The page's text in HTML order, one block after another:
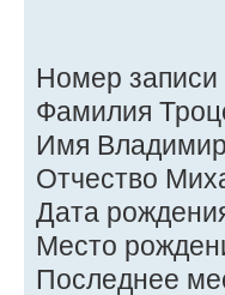
Номер записи
Фамилия
Имя Владимир
Отчество
Дата
Место
Последнее